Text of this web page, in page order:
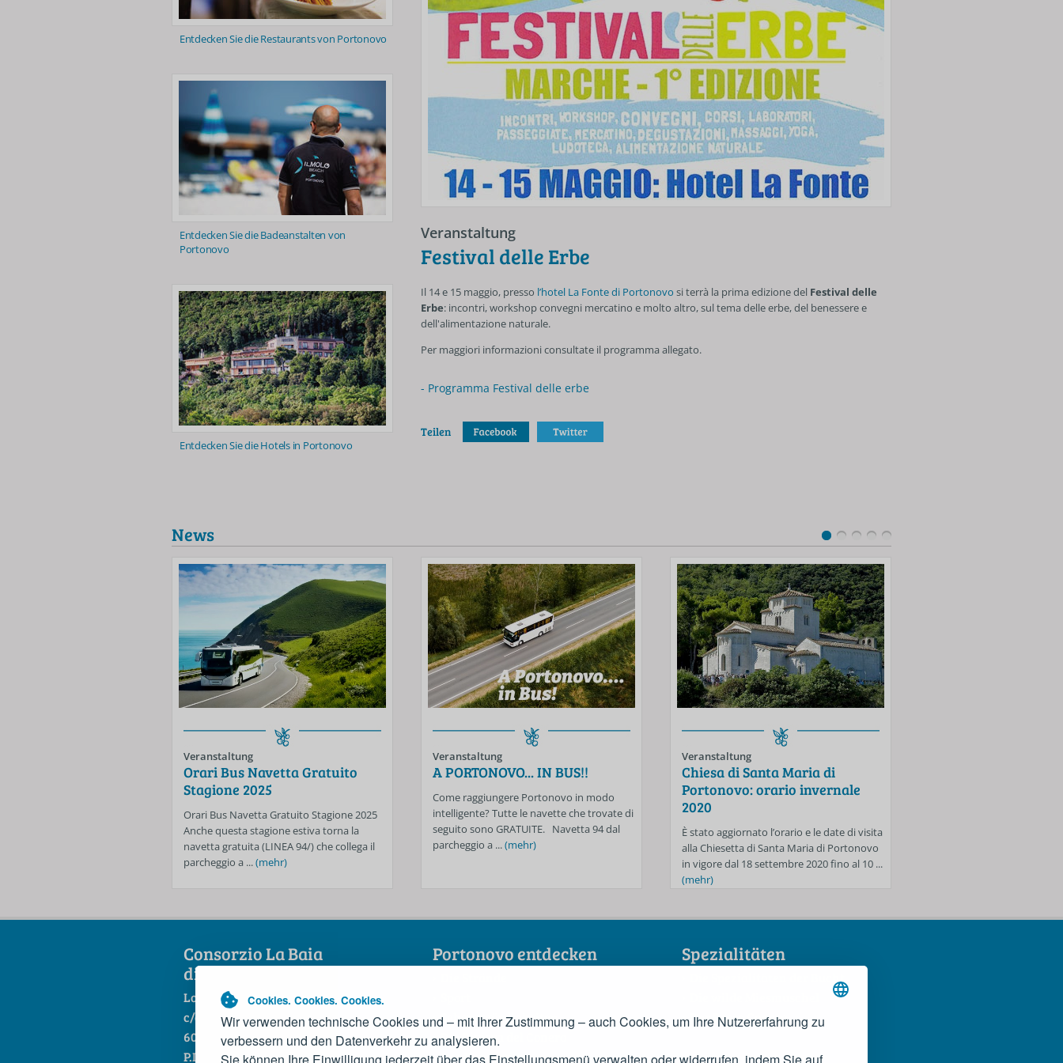
Cookies. Cookies. Cookies.
Wir verwenden technische Cookies und – mit Ihrer Zustimmung – auch Cookies, um Ihre Nutzererfahrung zu
verbessern und den Datenverkehr zu analysieren.
Entdecken Sie die Restaurants von Portonovo
Entdecken Sie die Badeanstalten von
Portonovo
Entdecken Sie die Hotels in Portonovo
Veranstaltung
Festival delle Erbe
Il 14 e 15 maggio, presso l’hotel La Fonte di Portonovo si terrà la prima edizione del Festival delle
Erbe: incontri, workshop convegni mercatino e molto altro, sul tema delle erbe, del benessere e
dell'alimentazione naturale.
Per maggiori informazioni consultate il programma allegato.
- Programma Festival delle erbe
Teilen
News
Veranstaltung
Orari Bus Navetta Gratuito
Stagione 2025
Orari Bus Navetta Gratuito Stagione 2025
Anche questa stagione estiva torna la
navetta gratuita (LINEA 94/) che collega il
parcheggio a ...(mehr)
Veranstaltung
A PORTONOVO... IN BUS!!
Come raggiungere Portonovo in modo
intelligente? Tutte le navette che trovate di
seguito sono GRATUITE. Navetta 94 dal
parcheggio a ...(mehr)
Veranstaltung
Chiesa di Santa Maria di
Portonovo: orario invernale
2020
È stato aggiornato l’orario e le date di visita
alla Chiesetta di Santa Maria di Portonovo
in vigore dal 18 settembre 2020 fino al 10 ...
(mehr)
Consorzio La Baia
di Portonovo scarl
Loc. Portonovo
c/o Hotel La Fonte
60129 Ancona
P.IVA 01444860421
Portonovo entdecken
Sehenswürdigkeiten
Die Riviera del Conero
Das Konsortium
Spezialitäten
Der Rosso Conero